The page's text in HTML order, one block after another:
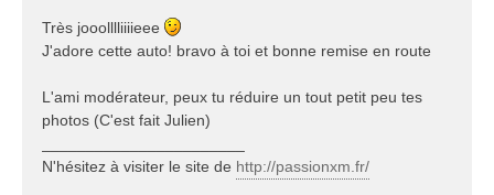
Très jooolllliiiieee
J'adore cette auto! bravo à toi et bonne remise en route
L'ami modérateur, peux tu réduire un tout petit peu tes
photos (C'est fait Julien)
N'hésitez à visiter le site de http://passionxm.fr/